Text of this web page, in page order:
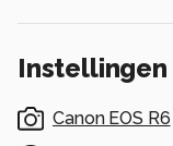
Instellingen
Canon EOS R6